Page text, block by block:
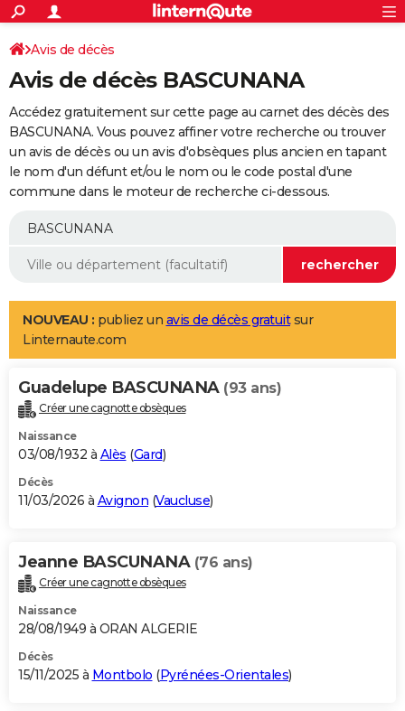
ACTUALITÉS
Politique
Société
Faits Divers
Education
Monde
Villes
+
SPORT
Coupe du monde 2026
Football
Tennis
Cyclisme
Rugby
Forum
Programme TV
TNT
Streaming
Cinéma
Sorties cinéma
Musique
+
FINANCE
Impôts
Immobilier
Risques naturels par ville
Banque
Assurance
Crédit
AUTO
Essais
Réserver un essai
Citadines
Berlines
SUV
Forum auto
+
Mobiles
Meilleur smartphone
Internet
Ordinateurs
Jeux vidéo
Guide high-tech
Aménagement intérieur
LIFESTYLE
Art de vivre
Bien-être
Loisirs
Mode
Modes de vie
Alimentation
Guide de la santé
Maladies
Médicaments
Sommeil
VOYAGE
Destinations
City break
Voyage nature
Voyage de noces
Forum
Climat
+PHOTO
GUIDES D'ACHAT
BONS PLANS
Carte de Noël
Carte Bonne année
Carte Saint-Valentin
Carte Pâques
Carte d'anniversaire
DICTIONNAIRE
Dictionnaire
Biographies
Citations
Expressions
Proverbes
PROGRAMME TV
S'inscrire
Se connecter
Lycées
Collèges
Primaires
Universités
Entreprises
Service militaire
Avis de recherche
AVIS DE DÉCÈS
Avis de décès
Avis de décès BASCUNANA
Accédez gratuitement sur cette page au carnet des décès des
BASCUNANA. Vous pouvez affiner votre recherche ou trouver
un avis de décès ou un avis d'obsèques plus ancien en tapant
le nom d'un défunt et/ou le nom ou le code postal d'une
commune dans le moteur de recherche ci-dessous.
NOUVEAU : publiez un avis de décès gratuitsur
Linternaute.com
Guadelupe BASCUNANA (93 ans)
Créer une cagnotte obsèques
Naissance
03/08/1932 à Alès (Gard)
Décès
11/03/2026 à Avignon (Vaucluse)
Jeanne BASCUNANA (76 ans)
Créer une cagnotte obsèques
Naissance
28/08/1949 à ORAN ALGERIE
Décès
15/11/2025 à Montbolo (Pyrénées-Orientales)